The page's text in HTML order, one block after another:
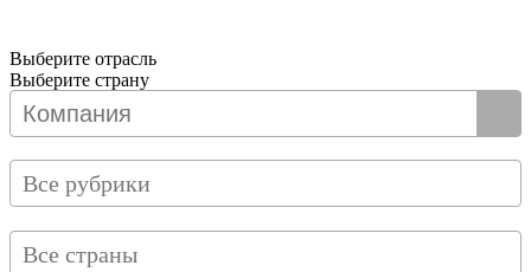
Выберите отрасль
Выберите страну
Все рубрики
Все страны